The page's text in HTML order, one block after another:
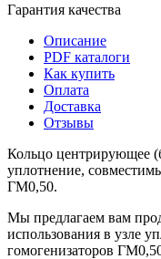
Гарантия качества
Описание
PDF каталоги
Как купить
Оплата
Доставка
Отзывы
Кольцо центрирующее
уплотнение,
ГМ0,50.
Мы предлагаем вам
использования в узле
гомогенизаторов